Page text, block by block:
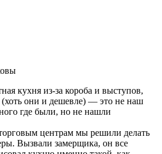
кухня из-за короба и выступов,
они и дешевле) — это не наш
где были, но не нашли
центрам мы решили делать
Вызвали замерщика, он все